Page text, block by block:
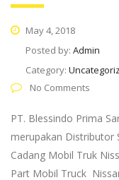
May 4, 2018
Posted by: Admin
Category:
No Comments
PT. Blessindo Prima
merupakan Distributor
Cadang Mobil Truk
Part Mobil Truck